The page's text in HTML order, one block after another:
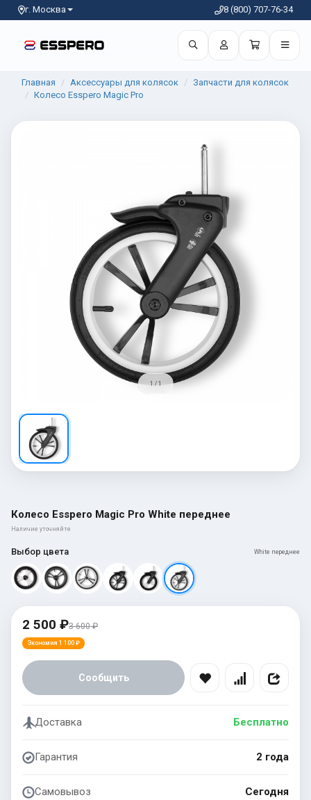
г. Москва 8 (800) 707-76-34
Главная Аксессуары для колясок
Запчасти для колясок
Колесо Esspero Magic Pro
1 / 1
Колесо Esspero Magic Pro White переднее
Наличие уточняйте
Выбор цвета White переднее
2 500 ₽3 600 ₽
Экономия 1 100 ₽
Сообщить
Доставка Бесплатно
Гарантия 2 года
Самовывоз Сегодня